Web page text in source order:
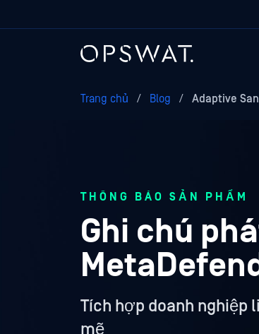
Trang chủ / Blog / Adaptive
THÔNG BÁO SẢN PHẨM
Ghi chú
Tích hợp doanh nghiệp
mẽ